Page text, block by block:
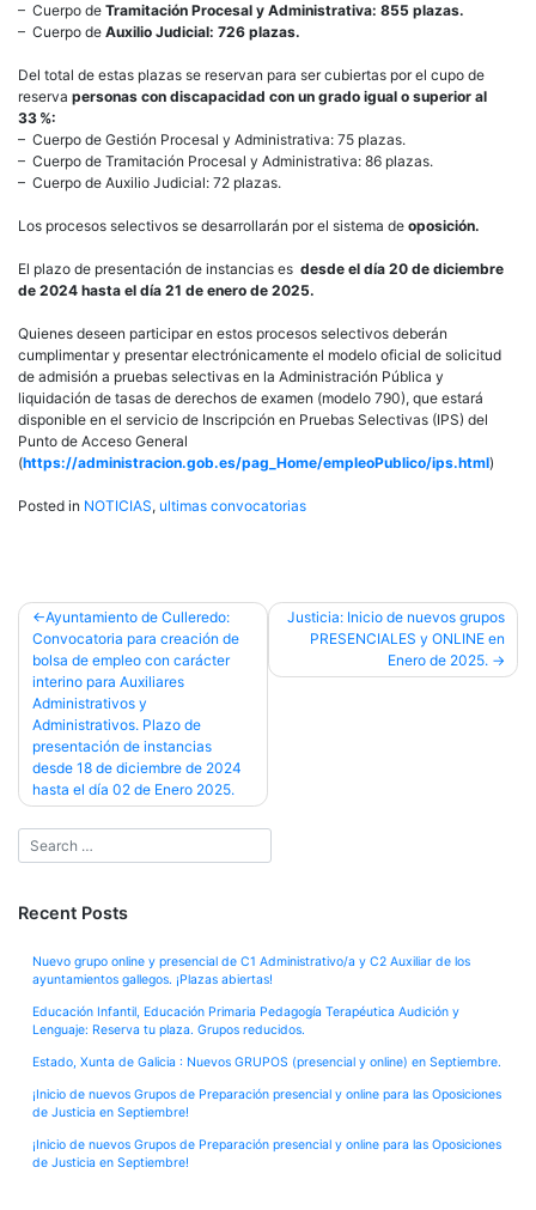
– Cuerpo de Tramitación Procesal y Administrativa: 855 plazas.
– Cuerpo de Auxilio Judicial: 726 plazas.
Del total de estas plazas se reservan para ser cubiertas por el cupo de
reserva personas con discapacidad con un grado igual o superior al
33 %:
– Cuerpo de Gestión Procesal y Administrativa: 75 plazas.
– Cuerpo de Tramitación Procesal y Administrativa: 86 plazas.
– Cuerpo de Auxilio Judicial: 72 plazas.
Los procesos selectivos se desarrollarán por el sistema de oposición.
El plazo de presentación de instancias es desde el día 20 de diciembre
de 2024 hasta el día 21 de enero de 2025.
Quienes deseen participar en estos procesos selectivos deberán
cumplimentar y presentar electrónicamente el modelo oficial de solicitud
de admisión a pruebas selectivas en la Administración Pública y
liquidación de tasas de derechos de examen (modelo 790), que estará
disponible en el servicio de Inscripción en Pruebas Selectivas (IPS) del
Punto de Acceso General
(https://administracion.gob.es/pag_Home/empleoPublico/ips.html)
Posted in NOTICIAS, ultimas convocatorias
Post
navigation
Ayuntamiento de Culleredo:
Convocatoria para creación de
bolsa de empleo con carácter
interino para Auxiliares
Administrativos y
Administrativos. Plazo de
presentación de instancias
desde 18 de diciembre de 2024
hasta el día 02 de Enero 2025.
Justicia: Inicio de nuevos grupos
PRESENCIALES y ONLINE en
Enero de 2025.
Recent Posts
Nuevo grupo online y presencial de C1 Administrativo/a y C2 Auxiliar de los
ayuntamientos gallegos. ¡Plazas abiertas!
Educación Infantil, Educación Primaria Pedagogía Terapéutica Audición y
Lenguaje: Reserva tu plaza. Grupos reducidos.
Estado, Xunta de Galicia : Nuevos GRUPOS (presencial y online) en Septiembre.
¡Inicio de nuevos Grupos de Preparación presencial y online para las Oposiciones
de Justicia en Septiembre!
¡Inicio de nuevos Grupos de Preparación presencial y online para las Oposiciones
de Justicia en Septiembre!